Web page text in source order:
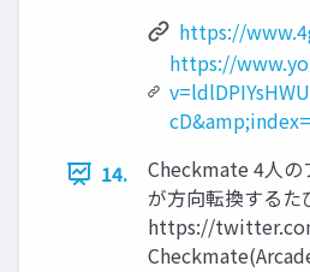
https://
https://
14.
Checkmate 4⼈の
が⽅向転換するた
https://